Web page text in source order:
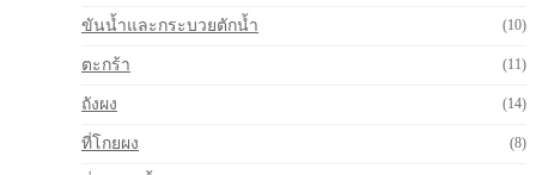
ขันน้ำและกระบวยตักน้ำ (10)
ตะกร้า (11)
ถังผง (14)
ที่โกยผง (8)